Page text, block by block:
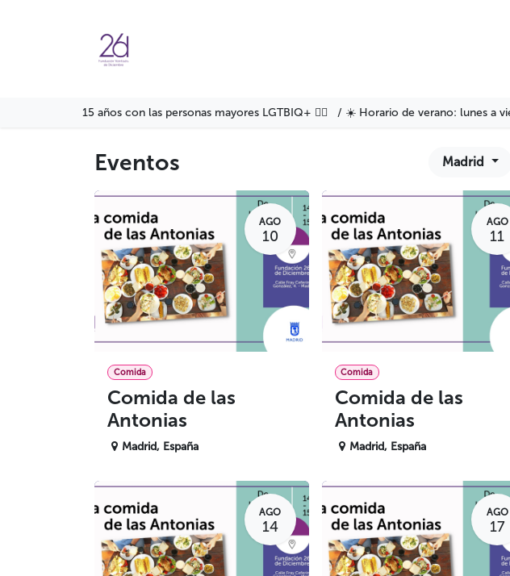
15 años con las personas mayores LGTBIQ+ 🏳️‍🌈 / ☀️ Horario de verano: lunes a
Eventos Madrid
AGO
10
Comida
Comida de las
Antonias
Madrid, España
AGO
11
Comida
Comida de las
Antonias
Madrid, España
AGO
14
AGO
17